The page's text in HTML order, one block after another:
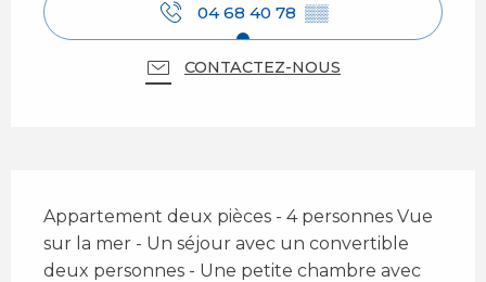
04 68 40 78 ▒▒
CONTACTEZ-NOUS
Appartement deux pièces - 4 personnes Vue
sur la mer - Un séjour avec un convertible
deux personnes - Une petite chambre avec